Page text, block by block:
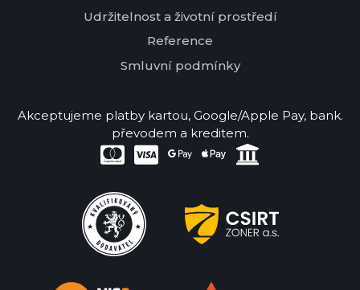
Udržitelnost a životní prostředí
Reference
Smluvní podmínky
Akceptujeme platby kartou, Google/Apple Pay, bank.
převodem a kreditem.